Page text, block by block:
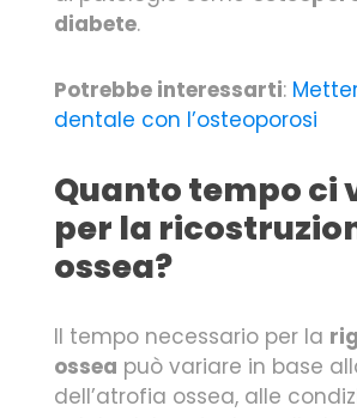
diabete.
Potrebbe interessarti:
dentale con l’osteoporosi
Quanto tempo ci
per la
ossea?
Il tempo necessario per la
ossea può variare in base
dell’atrofia ossea, alle